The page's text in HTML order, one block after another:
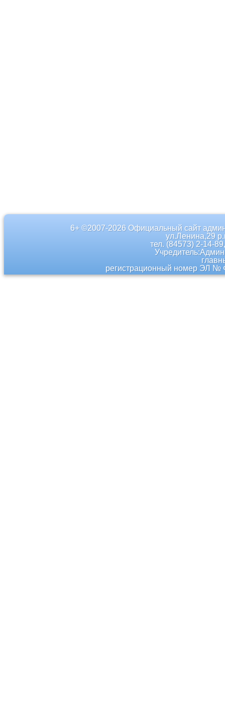
6+ ©2007-2026 Официальный сайт
ул.Ленина,29
тел. (84573) 2-14-
регистрационный номер ЭЛ №